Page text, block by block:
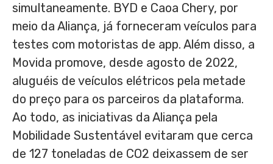
simultaneamente. BYD e Caoa Chery, por
meio da Aliança, já forneceram veículos para
testes com motoristas de app. Além disso, a
Movida promove, desde agosto de 2022,
aluguéis de veículos elétricos pela metade
do preço para os parceiros da plataforma.
Ao todo, as iniciativas da Aliança pela
Mobilidade Sustentável evitaram que cerca
de 127 toneladas de CO2 deixassem de ser